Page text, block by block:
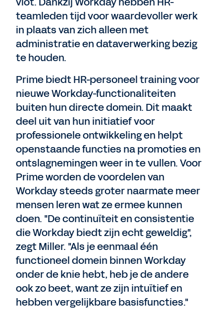
teamleden tijd voor waardevoller werk
in plaats van zich alleen met
administratie en dataverwerking bezig
te houden.
Prime biedt HR-personeel training voor
nieuwe Workday-functionaliteiten
buiten hun directe domein. Dit maakt
deel uit van hun initiatief voor
professionele ontwikkeling en helpt
openstaande functies na promoties en
ontslagnemingen weer in te vullen. Voor
Prime worden de voordelen van
Workday steeds groter naarmate meer
mensen leren wat ze ermee kunnen
doen. "De continuïteit en consistentie
die Workday biedt zijn echt geweldig",
zegt Miller. "Als je eenmaal één
functioneel domein binnen Workday
onder de knie hebt, heb je de andere
ook zo beet, want ze zijn intuïtief en
hebben vergelijkbare basisfuncties."